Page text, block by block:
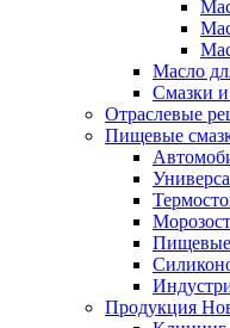
Масло
Смазки
Отраслевые
Пищевые
Пищевые
Продукция